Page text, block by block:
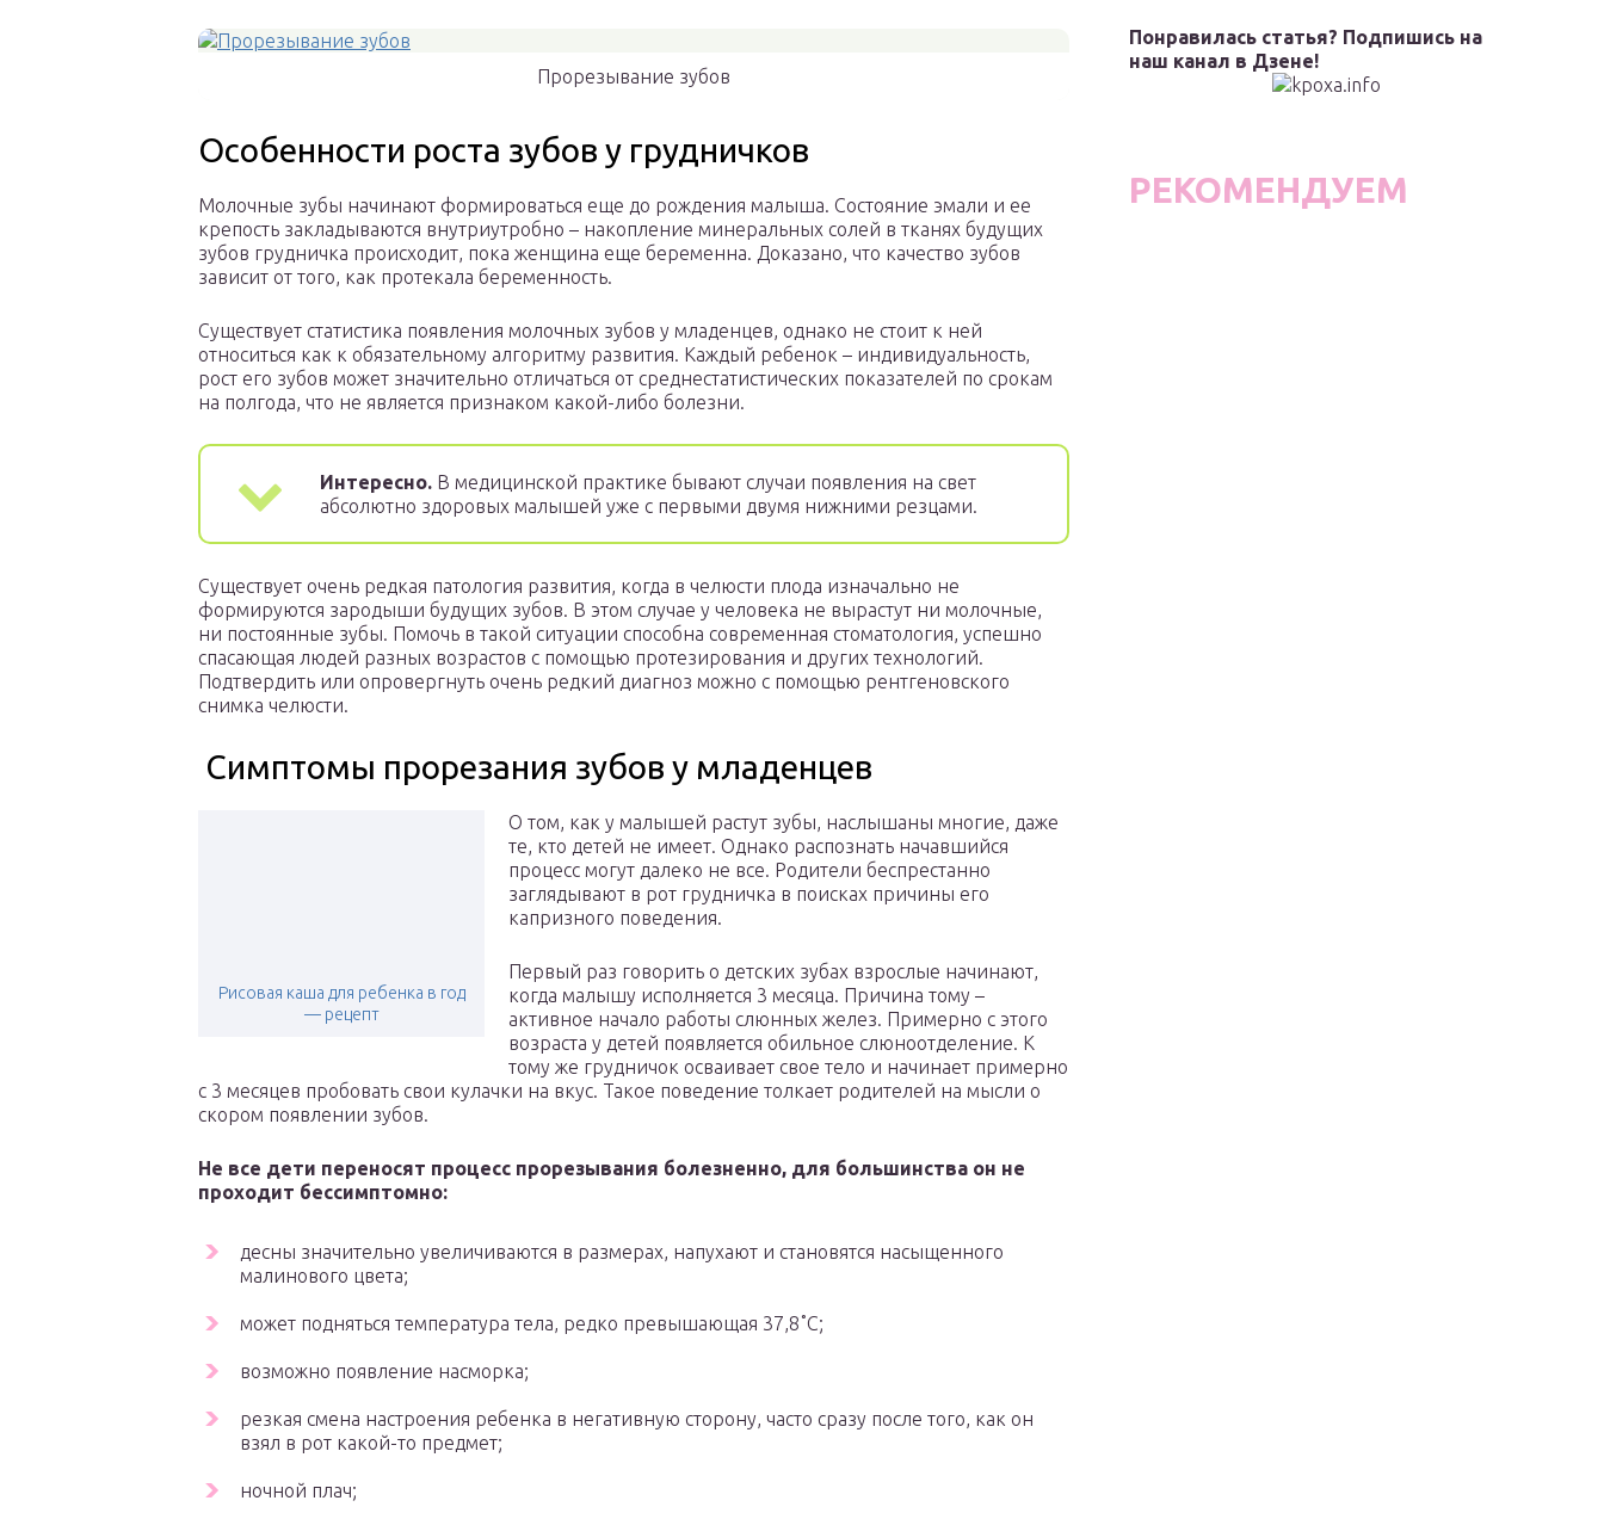
Прорезывание зубов
Особенности роста зубов у грудничков
Молочные зубы начинают формироваться еще до рождения малыша. Состояние эмали и ее
крепость закладываются внутриутробно – накопление минеральных солей в тканях будущих
зубов грудничка происходит, пока женщина еще беременна. Доказано, что качество зубов
зависит от того, как протекала беременность.
Существует статистика появления молочных зубов у младенцев, однако не стоит к ней
относиться как к обязательному алгоритму развития. Каждый ребенок – индивидуальность,
рост его зубов может значительно отличаться от среднестатистических показателей по срокам
на полгода, что не является признаком какой-либо болезни.
Интересно. В медицинской практике бывают случаи появления на свет
абсолютно здоровых малышей уже с первыми двумя нижними резцами.
Существует очень редкая патология развития, когда в челюсти плода изначально не
формируются зародыши будущих зубов. В этом случае у человека не вырастут ни молочные,
ни постоянные зубы. Помочь в такой ситуации способна современная стоматология, успешно
спасающая людей разных возрастов с помощью протезирования и других технологий.
Подтвердить или опровергнуть очень редкий диагноз можно с помощью рентгеновского
снимка челюсти.
Симптомы прорезания зубов у младенцев
Рисовая каша для ребенка в год
— рецепт
О том, как у малышей растут зубы, наслышаны многие, даже
те, кто детей не имеет. Однако распознать начавшийся
процесс могут далеко не все. Родители беспрестанно
заглядывают в рот грудничка в поисках причины его
капризного поведения.
Первый раз говорить о детских зубах взрослые начинают,
когда малышу исполняется 3 месяца. Причина тому –
активное начало работы слюнных желез. Примерно с этого
возраста у детей появляется обильное слюноотделение. К
тому же грудничок осваивает свое тело и начинает примерно
с 3 месяцев пробовать свои кулачки на вкус. Такое поведение толкает родителей на мысли о
скором появлении зубов.
Не все дети переносят процесс прорезывания болезненно, для большинства он не
проходит бессимптомно:
десны значительно увеличиваются в размерах, напухают и становятся насыщенного
малинового цвета;
может подняться температура тела, редко превышающая 37,8˚C;
возможно появление насморка;
резкая смена настроения ребенка в негативную сторону, часто сразу после того, как он
взял в рот какой-то предмет;
ночной плач;
Понравилась статья? Подпишись на
наш канал в Дзене!
РЕКОМЕНДУЕМ